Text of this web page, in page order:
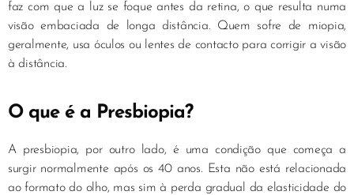
faz com que a luz se foque antes da retina, o que resulta numa
visão embaciada de longa distância. Quem sofre de miopia,
geralmente, usa óculos ou lentes de contacto para corrigir a visão
à distância.
O que é a Presbiopia?
A presbiopia, por outro lado, é uma condição que começa a
surgir normalmente após os 40 anos. Esta não está relacionada
ao formato do olho, mas sim à perda gradual da elasticidade do